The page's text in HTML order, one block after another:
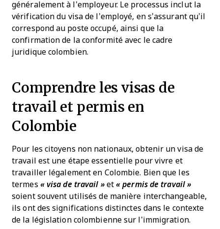
généralement à l’employeur. Le processus inclut la
vérification du visa de l’employé, en s’assurant qu’il
correspond au poste occupé, ainsi que la
confirmation de la conformité avec le cadre
juridique colombien.
Comprendre les visas de
travail et permis en
Colombie
Pour les citoyens non nationaux, obtenir un visa de
travail est une étape essentielle pour vivre et
travailler légalement en Colombie. Bien que les
termes « visa de travail »et« permis de travail »
soient souvent utilisés de manière interchangeable,
ils ont des significations distinctes dans le contexte
de la législation colombienne sur l’immigration.